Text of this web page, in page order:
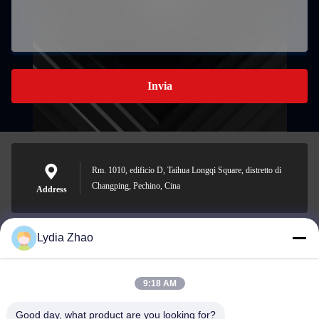
Invia
Address
Rm. 1010, edificio D, Taihua Longqi Square, distretto di
Changping, Pechino, Cina
jesingd@vip.sina.com
Lydia Zhao
9:18 AM
Good day, what product are you looking for?